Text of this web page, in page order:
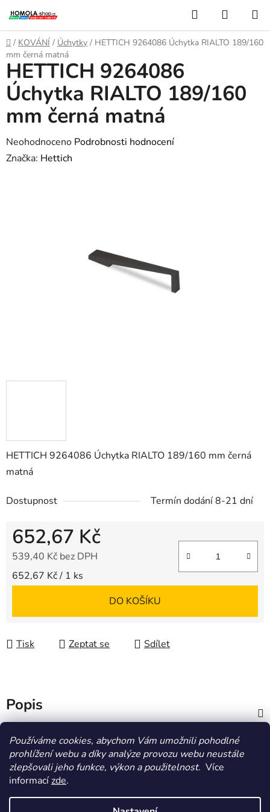
Používáme cookies, abychom Vám umožnili pohodlné
prohlížení webu a díky analýze provozu webu neustále
zlepšovali jeho funkce, výkon a použitelnost. Více
informacízde.
na
obsah
Hledat
KOŠÍK
Domů
/ KOVÁNÍ / Úchytky / HETTICH 9264086 Úchytka RIALTO 189/160
mm černá matná
HETTICH 9264086 Úchytka RIALTO 189/160 mm černá
matná
Dostupnost Termín dodání 8-21 dní
652,67 Kč
539,40 Kč bez DPH
Měrná cena:
652,67 Kč / 1 ks
DO KOŠÍKU
Tisk Zeptat se Sdílet
HETTICH 9264086
Úchytka RIALTO 189/160
mm černá matná
Průměrné
hodnocení
Neohodnoceno Podrobnosti hodnocení
Značka: Hettich
Popis
Diskuze
HOMOLA-shop.cz ZDE NAJDETE VÝDEJNÍ MÍSTO